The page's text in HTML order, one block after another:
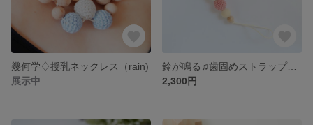
幾何学♢授乳ネックレス（rain)
展示中
鈴が鳴る♫歯固めストラップ（sakura)
2,300円